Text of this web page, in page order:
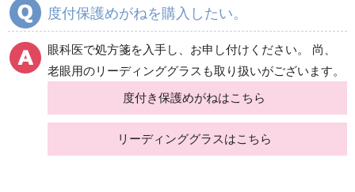
度付保護めがねを購入したい。
眼科医で処方箋を入手し、お申し付けください。 尚、
老眼用のリーディンググラスも取り扱いがございます。
度付き保護めがねはこちら
リーディンググラスはこちら